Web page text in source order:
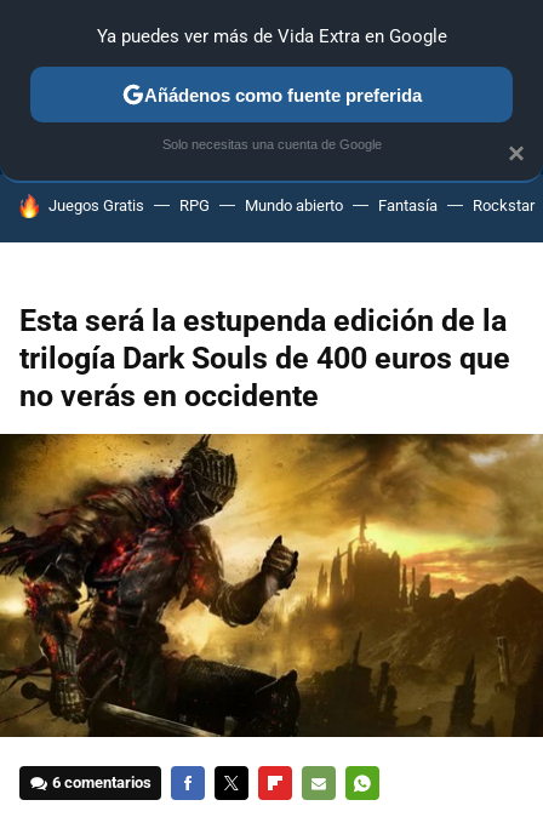
ANÁLISIS GUÍAS Y TRUCOS PC SONY NINTENDO
HOY SE HABLA DE
Juegos Gratis RPG Mundo abierto Fantasía Rockstar
Esta será la estupenda edición de la
trilogía Dark Souls de 400 euros que
no verás en occidente
6 comentarios
×
Ya puedes ver más de Vida Extra en Google
Añádenos como fuente preferida
Solo necesitas una cuenta de Google